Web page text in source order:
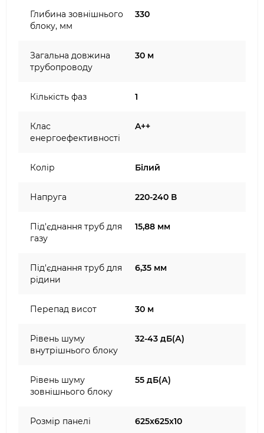
Глибина зовнішнього
блоку, мм
330
Загальна довжина
трубопроводу
30 м
Кількість фаз 1
Клас
енергоефективності
A++
Колір Білий
Напруга 220-240 В
Під'єднання труб для
газу
15,88 мм
Під'єднання труб для
рідини
6,35 мм
Перепад висот 30 м
Рівень шуму
внутрішнього блоку
32-43 дБ(А)
Рівень шуму
зовнішнього блоку
55 дБ(А)
Розмір панелі 625x625х10